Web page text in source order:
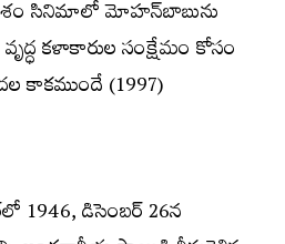
సినిమాలో మోహన్‌బాబును
కళాకారుల సంక్షేమం కోసం
కాకముందే (1997)
1946, డిసెంబర్ 26న